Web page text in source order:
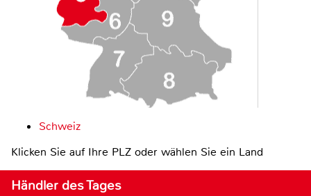
Schweiz
Klicken Sie auf Ihre PLZ oder wählen Sie ein Land
Händler des Tages